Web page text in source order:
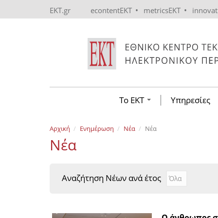
EKT.gr econtentEKT • metricsEKT •
Το ΕΚΤ Υπηρεσίες
Αρχική Ενημέρωση Νέα Νέα
Νέα
Αναζήτηση Νέων ανά έτος Αναζήτηση
Year